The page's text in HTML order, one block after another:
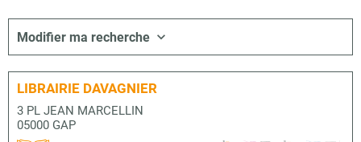
Modifier ma recherche
LIBRAIRIE DAVAGNIER
3 PL JEAN MARCELLIN
05000 GAP